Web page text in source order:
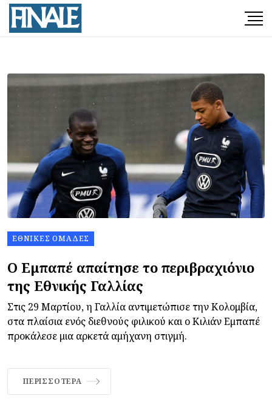
ΕΘΝΙΚΈΣ ΟΜΆΔΕΣ
Ο Εμπαπέ απαίτησε το περιβραχιόνιο
της Εθνικής Γαλλίας
Στις 29 Μαρτίου, η Γαλλία αντιμετώπισε την Κολομβία,
στα πλαίσια ενός διεθνούς φιλικού και ο Κιλιάν Εμπαπέ
προκάλεσε μια αρκετά αμήχανη στιγμή.
ΠΕΡΙΣΣΌΤΕΡΑ